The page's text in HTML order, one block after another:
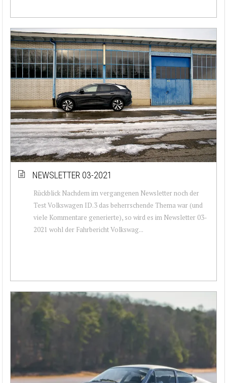
NEWSLETTER 03-2021
Rückblick Nachdem im vergangenen Newsletter noch der
Test Volkswagen ID.3 das beherrschende Thema war (und
viele Kommentare generierte), so wird es im Newsletter 03-
2021 wohl der Fahrbericht Volkswag...